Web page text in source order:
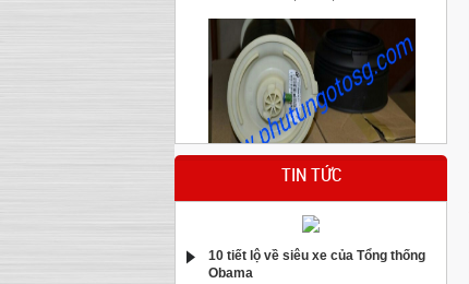
Bầu hơi giảm xóc sau Bmw X5 E70
TIN TỨC
10 tiết lộ về siêu xe của Tổng thống
Obama